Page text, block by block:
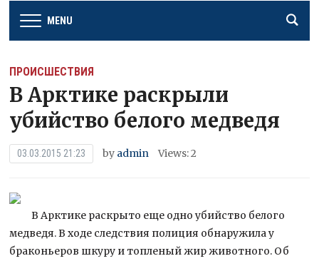
MENU
ПРОИСШЕСТВИЯ
В Арктике раскрыли
убийство белого медведя
03.03.2015 21:23 by admin Views: 2
В Арктике раскрыто еще одно убийство белого
медведя. В ходе следствия полиция обнаружила у
браконьеров шкуру и топленый жир животного. Об